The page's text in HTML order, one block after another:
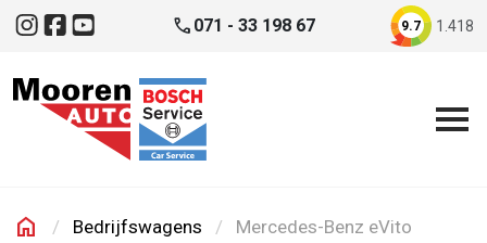
Direct naar inhoud
Instagram
Facebook
YouTube phone 071 - 33 198 67 9.7 1.418
home
Mooren Auto
Bedrijfswagens Mercedes-Benz eVito